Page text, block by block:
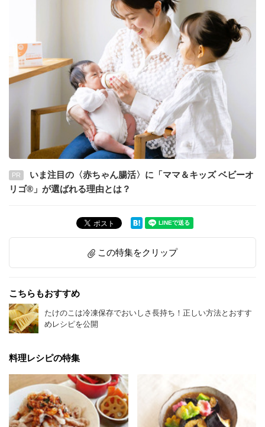
PR
いま注目の〈赤ちゃん腸活〉に「ママ＆キッズ ベビーオ
リゴ®」が選ばれる理由とは？
この特集をクリップ
こちらもおすすめ
たけのこは冷凍保存でおいしさ長持ち！正しい方法とおすす
めレシピを公開
料理レシピの特集